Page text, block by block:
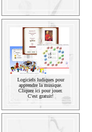
Logiciels ludiques pour
apprendre la musique.
Cliquez ici pour jouer.
C'est gratuit!